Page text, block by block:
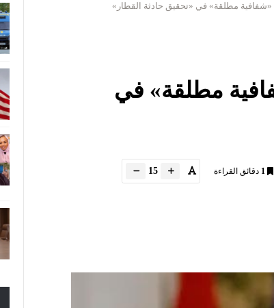
«شفافية مطلقة» في «تحقيق حادثة القطار»
مطلقة» في
1 دقائق القراءة 15